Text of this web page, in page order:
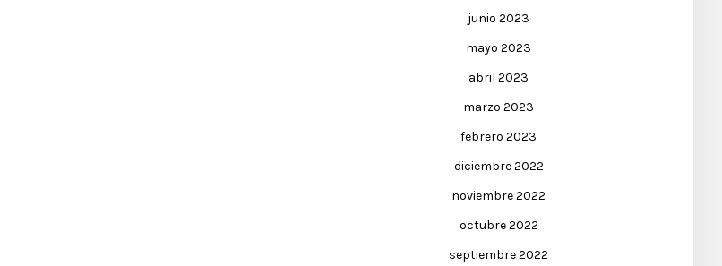
junio 2023
mayo 2023
abril 2023
marzo 2023
febrero 2023
diciembre 2022
noviembre 2022
octubre 2022
septiembre 2022